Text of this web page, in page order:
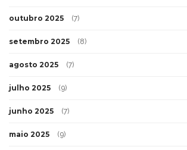
outubro 2025 (7)
setembro 2025 (8)
agosto 2025 (7)
julho 2025 (9)
junho 2025 (7)
maio 2025 (9)